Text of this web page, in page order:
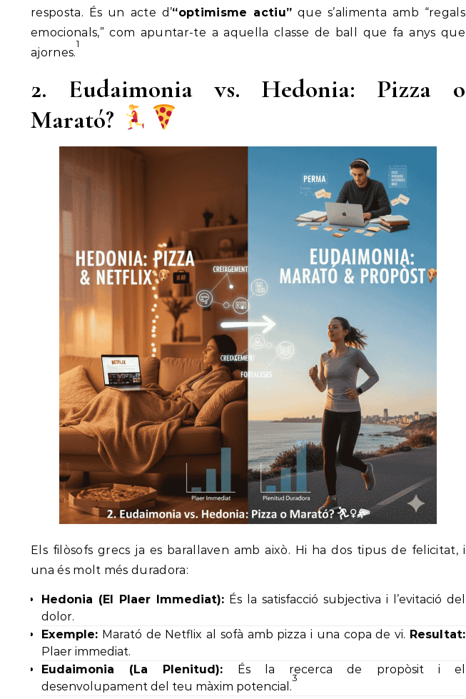
resposta. És un acte d’“optimisme actiu” que s’alimenta amb “regals
emocionals,” com apuntar-te a aquella classe de ball que fa anys que
ajornes.
1
2. Eudaimonia vs. Hedonia: Pizza o
Marató?
Els filòsofs grecs ja es barallaven amb això. Hi ha dos tipus de felicitat, i
una és molt més duradora:
Hedonia (El Plaer Immediat): És la satisfacció subjectiva i l’evitació del
dolor.
Exemple: Marató de Netflix al sofà amb pizza i una copa de vi. Resultat:
Plaer immediat.
Eudaimonia (La Plenitud): És la recerca de propòsit i el
desenvolupament del teu màxim potencial.
3